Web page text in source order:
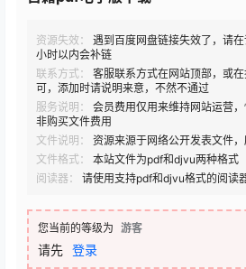
资源失效：
遇到百度网盘链接失效了，请
小时以内会补链
联系方式：
客服联系方式在网站顶部，或
可，添加时请说明来意，不然不通过
服务说明：
会员费用仅用来维持网站运营
非购买文件费用
文件说明：
资源来源于网络公开发表文件
文件格式：
本站文件为pdf和djvu两种格式
阅读器：
请使用支持pdf和djvu格式的阅读
您当前的等级为 游客
请先 登录